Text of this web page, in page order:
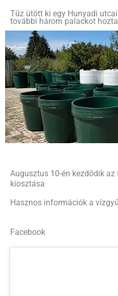
Tűz ütött ki egy Hunyadi
további három palackot
Augusztus 10-én kezdődik
kiosztása
Hasznos információk a
Facebook